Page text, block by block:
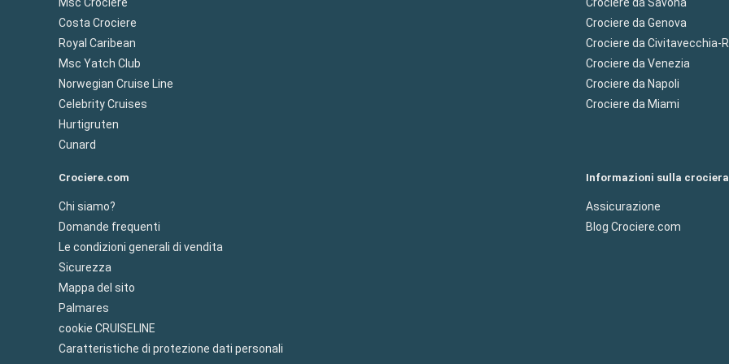
Costa Crociere
Royal Caribean
Msc Yatch Club
Norwegian Cruise Line
Celebrity Cruises
Hurtigruten
Cunard
Crociere da Genova
Crociere da Civitavecchia-
Crociere da Venezia
Crociere da Napoli
Crociere da Miami
Crociere.com
Chi siamo?
Domande frequenti
Le condizioni generali di vendita
Sicurezza
Mappa del sito
Palmares
cookie CRUISELINE
Caratteristiche di protezione dati personali
Informazioni sulla crociera
Assicurazione
Blog Crociere.com